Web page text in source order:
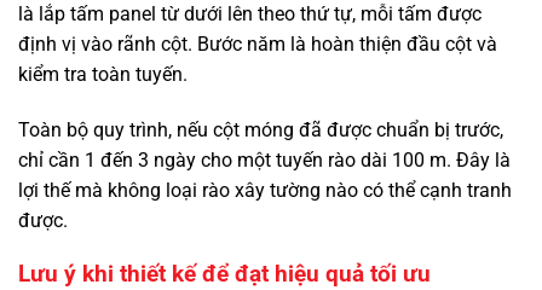
là lắp tấm panel từ dưới lên theo thứ tự, mỗi tấm được
định vị vào rãnh cột. Bước năm là hoàn thiện đầu cột và
kiểm tra toàn tuyến.
Toàn bộ quy trình, nếu cột móng đã được chuẩn bị trước,
chỉ cần 1 đến 3 ngày cho một tuyến rào dài 100 m. Đây là
lợi thế mà không loại rào xây tường nào có thể cạnh tranh
được.
Lưu ý khi thiết kế để đạt hiệu quả tối ưu